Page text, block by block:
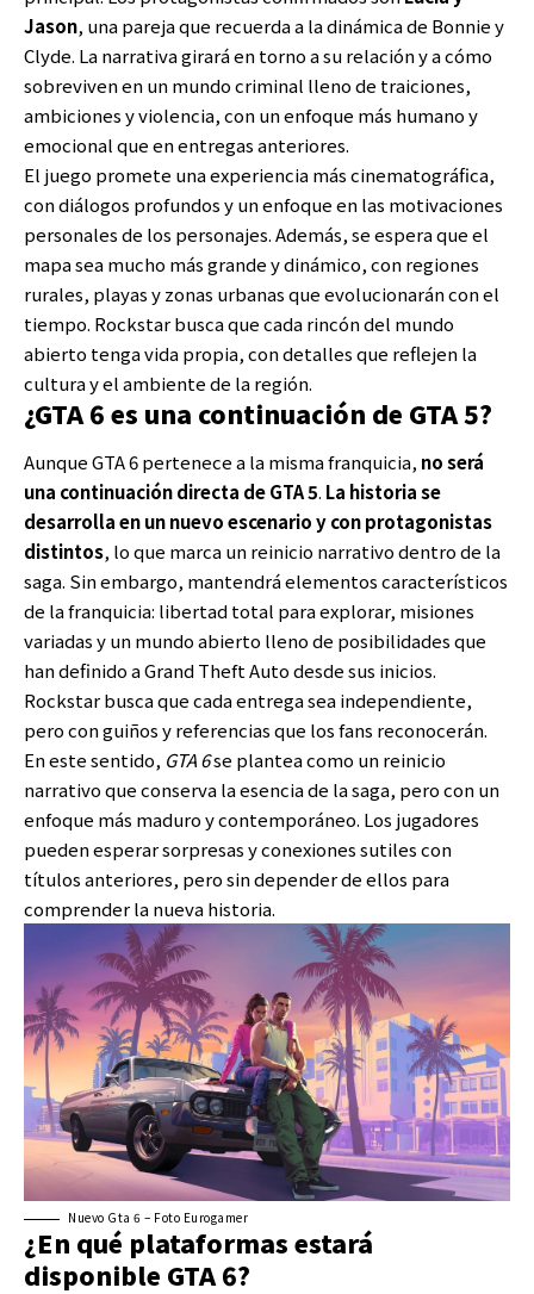
Jason, una pareja que recuerda a la dinámica de Bonnie y
Clyde. La narrativa girará en torno a su relación y a cómo
sobreviven en un mundo criminal lleno de traiciones,
ambiciones y violencia, con un enfoque más humano y
emocional que en entregas anteriores.
El juego promete una experiencia más cinematográfica,
con diálogos profundos y un enfoque en las motivaciones
personales de los personajes. Además, se espera que el
mapa sea mucho más grande y dinámico, con regiones
rurales, playas y zonas urbanas que evolucionarán con el
tiempo. Rockstar busca que cada rincón del mundo
abierto tenga vida propia, con detalles que reflejen la
cultura y el ambiente de la región.
¿GTA 6 es una continuación de GTA 5?
Aunque GTA 6 pertenece a la misma franquicia, no será
una continuación directa de GTA 5. La historia se
desarrolla en un nuevo escenario y con protagonistas
distintos, lo que marca un reinicio narrativo dentro de la
saga. Sin embargo, mantendrá elementos característicos
de la franquicia: libertad total para explorar, misiones
variadas y un mundo abierto lleno de posibilidades que
han definido a Grand Theft Auto desde sus inicios.
Rockstar busca que cada entrega sea independiente,
pero con guiños y referencias que los fans reconocerán.
En este sentido, GTA 6se plantea como un reinicio
narrativo que conserva la esencia de la saga, pero con un
enfoque más maduro y contemporáneo. Los jugadores
pueden esperar sorpresas y conexiones sutiles con
títulos anteriores, pero sin depender de ellos para
comprender la nueva historia.
Nuevo Gta 6 – Foto Eurogamer
¿En qué plataformas estará
disponible GTA 6?